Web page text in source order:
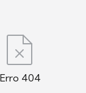
Erro 404